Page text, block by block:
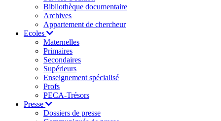
Bibliothèque documentaire
Archives
Appartement de chercheur
Ecoles
Maternelles
Primaires
Secondaires
Supérieurs
Enseignement spécialisé
Profs
PECA-Trésors
Presse
Dossiers de presse